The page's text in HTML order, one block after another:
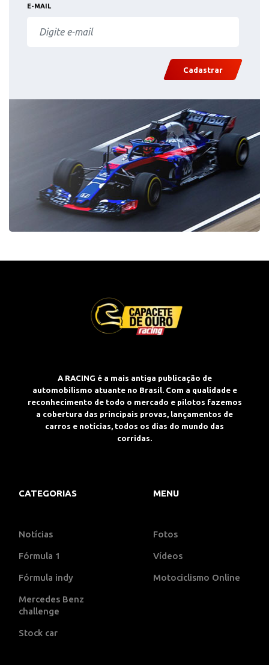
E-MAIL
Cadastrar
A RACING é a mais antiga publicação de
automobilismo atuante no Brasil. Com a qualidade e
reconhecimento de todo o mercado e pilotos fazemos
a cobertura das principais provas, lançamentos de
carros e notícias, todos os dias do mundo das
corridas.
CATEGORIAS
Notícias
Fórmula 1
Fórmula indy
Mercedes Benz
challenge
Stock car
MENU
Fotos
Vídeos
Motociclismo Online